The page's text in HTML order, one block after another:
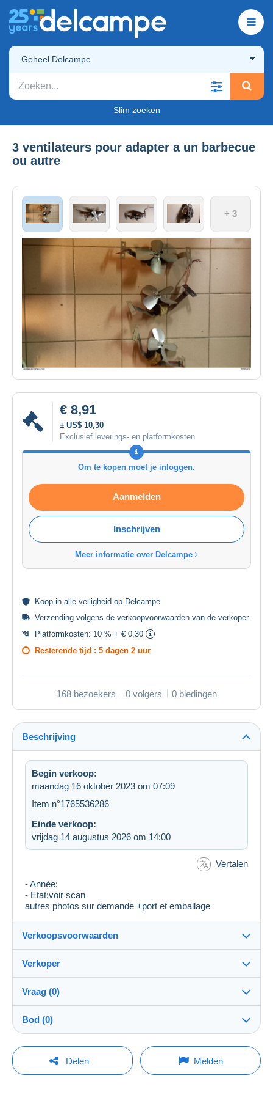
Geheel Delcampe
Slim zoeken
3 ventilateurs pour adapter a un barbecue
ou autre
+ 3
€ 8,91
± US$ 10,30
Exclusief leverings- en platformkosten
Om te kopen moet je inloggen.
Aanmelden
Inschrijven
Meer informatie over Delcampe
Koop in alle veiligheid op Delcampe
Verzending volgens de verkoopvoorwaarden van de verkoper.
Platformkosten: 10 % + € 0,30
Resterende tijd : 5 dagen 2 uur
168 bezoekers 0 volgers 0 biedingen
Beschrijving
Begin verkoop:
maandag 16 oktober 2023 om 07:09
Item n°1765536286
Einde verkoop:
vrijdag 14 augustus 2026 om 14:00
Vertalen
- Année:
- Etat:voir scan
autres photos sur demande +port et emballage
Verkoopsvoorwaarden
Bestemming:
Zie de lijst van landen
Verzending:
Verzending na betaling
Voor rekening van de koper
Betaalmogelijkheden:
Verkoper
mamani100%(6012x)
Winkel
Lid sedert:
Vraag (0)
Om een vraag te stellen moet u een sessie
Bod (0)
De verkoop zal met één minuut worden verlengd
indien een bod wordt uitgebracht minder dan één
minuut voor de uiterste termijn.
Delen Melden